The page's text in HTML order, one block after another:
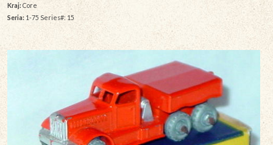
Kraj: Core
Seria:1-75 Series#: 15